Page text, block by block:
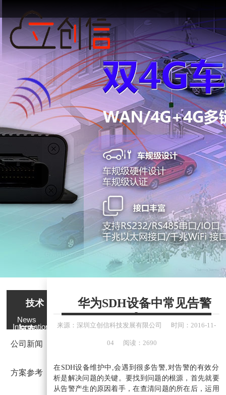
关
于
我
们
关
于
我
们
企
业
荣
誉
保
修
条
款
经
销
加
盟
工
业
路
由
模
块
嵌
入
式
工
业
路
由
模
块
工
业
网
关
双
卡
工
业
网
关
双
4G
车
规
级
路
由
器
5G
上
网
终
端
路
由
器
定
制
技术
与支
News
Information
公司新闻
方案参考
华为SDH设备中常见告警
来源： 深圳立创信科技发展有限公司 时间： 2016-11-
04 阅读：2690
在SDH设备维护中,会遇到很多告警,对告警的有效分
析是解决问题的关键。要找到问题的根源，首先就要
从告警产生的原因着手，在查清问题的所在后，运用